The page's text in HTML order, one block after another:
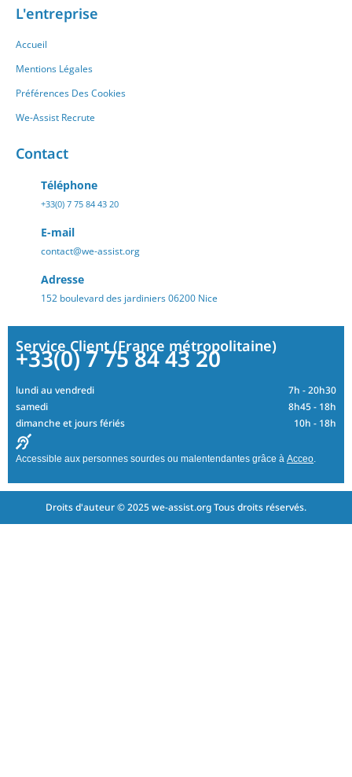
L'entreprise
Accueil
Mentions Légales
Préférences Des Cookies
We-Assist Recrute
Contact
Téléphone
+33(0) 7 75 84 43 20
E-mail
contact@we-assist.org
Adresse
152 boulevard des jardiniers 06200 Nice
Service Client (France métropolitaine)
+33(0) 7 75 84 43 20
lundi au vendredi
7h - 20h30
samedi
8h45 - 18h
dimanche et jours fériés
10h - 18h
Accessible aux personnes sourdes ou malentendantes grâce à Acceo.
Droits d'auteur © 2025 we-assist.org Tous droits réservés.